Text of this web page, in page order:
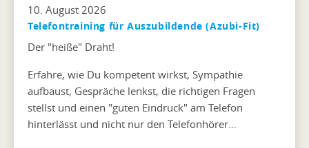
10. August 2026
Telefontraining für Auszubildende (Azubi-Fit)
Der "heiße" Draht!
Erfahre, wie Du kompetent wirkst, Sympathie
aufbaust, Gespräche lenkst, die richtigen Fragen
stellst und einen "guten Eindruck" am Telefon
hinterlässt und nicht nur den Telefonhörer…